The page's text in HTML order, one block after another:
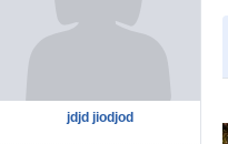
jdjd jiodjod